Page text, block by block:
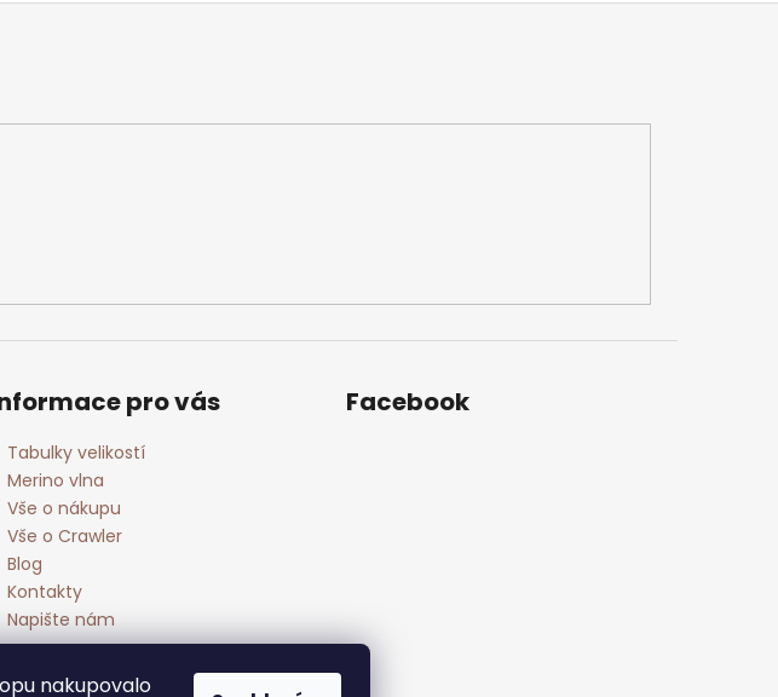
nakupovalo
pro vás
Tabulky velikostí
Merino vlna
Vše o nákupu
Vše o Crawler
Blog
Kontakty
Napište nám
Facebook